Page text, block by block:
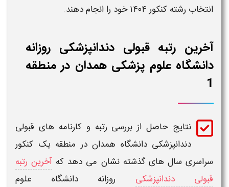
انتخاب رشته کنکور۱۴۰۴ خود را انجام دهند.
آخرین رتبه قبولی دندانپزشکی روزانه
دانشگاه علوم پزشکی همدان در منطقه
1
نتایج حاصل از بررسی رتبه و کارنامه های قبولی
دندانپزشکی دانشگاه همداندر منطقه یک کنکور
سراسری سال های گذشته نشان می دهد که آخرین رتبه
قبولی دندانپزشکی
روزانه دانشگاه علوم